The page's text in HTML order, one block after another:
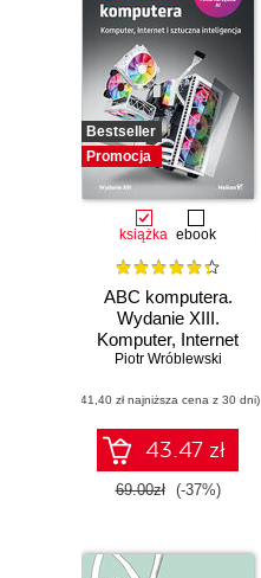
Bestseller
Promocja
książka ebook
ABC komputera.
Wydanie XIII.
Komputer, Internet
i sztuczna
Piotr Wróblewski
(41,40 zł najniższa cena z 30 dni)
43.47 zł
69.00zł (-37%)